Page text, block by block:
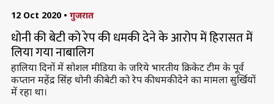
12 Oct 2020 • गुजरात
धोनी की बेटी को रेप की धमकी देने के आरोप में हिरासत में
लिया गया नाबालिग
हालिया दिनों में सोशल मीडिया के जरिये भारतीय क्रिकेट टीम के पूर्व
कप्तान महेंद्र सिंह धोनी की बेटी को रेप की धमकी देने का मामला सुर्खियों
में रहा था।